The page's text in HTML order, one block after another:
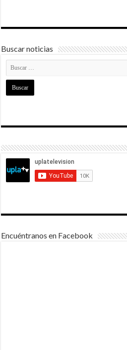
Buscar noticias
Encuéntranos en Facebook